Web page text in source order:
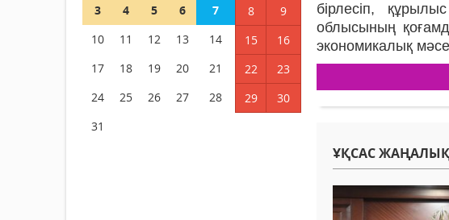
3
4 5 6 7 8
9
10
11 12 13 14 15
16
17
18 19 20 21 22
23
24
25 26 27 28 29
30
31
бірлесіп,
облысының
экономикалық
ҰҚСАС